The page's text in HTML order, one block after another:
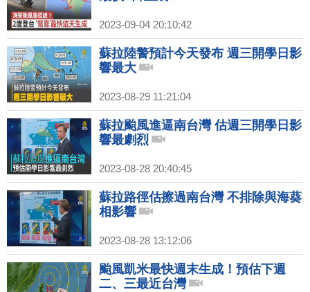
2023-09-04 20:10:42
蘇拉陸警預計今天發布 週三開學日影
響最大
2023-08-29 11:21:04
蘇拉颱風進逼南台灣 估週三開學日影
響最劇烈
2023-08-28 20:40:45
蘇拉路徑估擦過南台灣 不排除與海葵
相影響
2023-08-28 13:12:06
颱風凱米最快週末生成！預估下週
二、三最近台灣